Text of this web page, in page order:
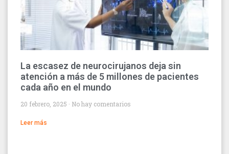
La escasez de neurocirujanos deja sin
atención a más de 5 millones de pacientes
cada año en el mundo
20 febrero, 2025 No hay comentarios
Leer más